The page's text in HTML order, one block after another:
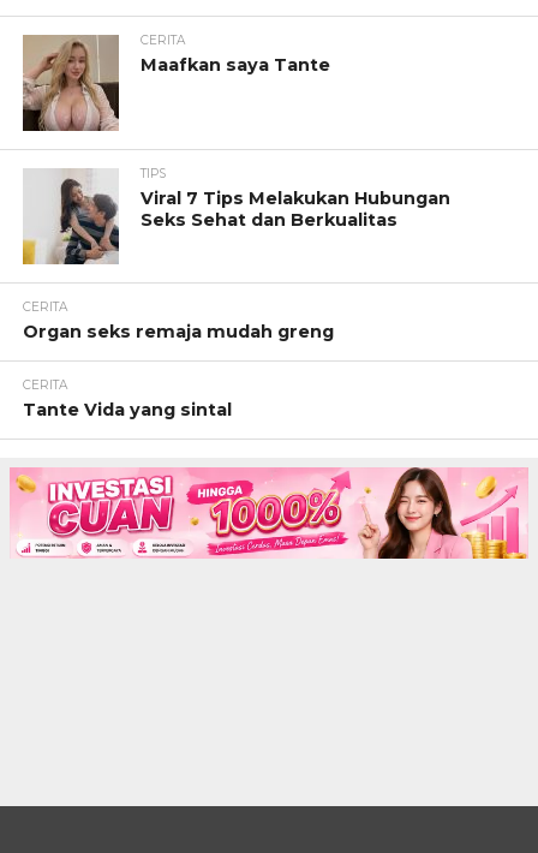
CERITA
Maafkan saya Tante
TIPS
Viral 7 Tips Melakukan Hubungan
Seks Sehat dan Berkualitas
CERITA
Organ seks remaja mudah greng
CERITA
Tante Vida yang sintal